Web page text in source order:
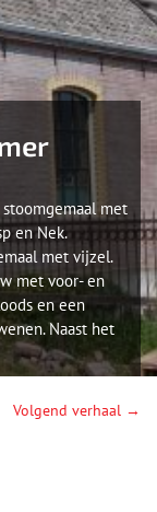
met
en Nek.
met vijzel.
met voor- en
en een
Naast het
Volgend verhaal →